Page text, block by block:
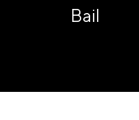
Bail